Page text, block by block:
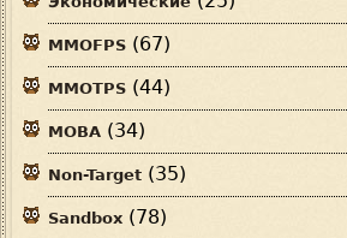
MMOFPS (67)
MMOTPS (44)
MOBA (34)
Non-Target (35)
Sandbox (78)